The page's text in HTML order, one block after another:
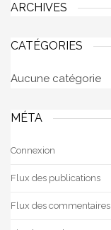
ARCHIVES
CATÉGORIES
Aucune catégorie
MÉTA
Connexion
Flux des publications
Flux des commentaires